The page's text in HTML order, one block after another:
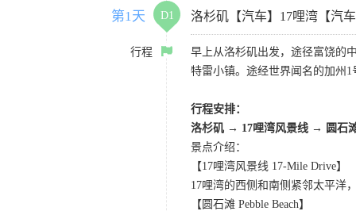
第1天 D1 洛杉矶【汽车】17哩湾【汽
行程
早上从洛杉矶出发，途径富饶的
特雷小镇。途经世界闻名的加州
行程安排：
洛杉矶 → 17哩湾风景线 → 圆石
景点介绍：
【17哩湾风景线 17-Mile Drive】
17哩湾的西侧和南侧紧邻太平洋
【圆石滩 Pebble Beach】